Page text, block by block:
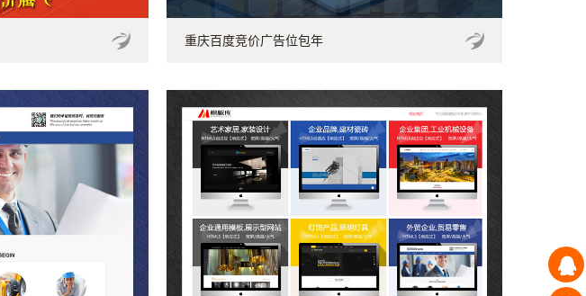
重庆百度竞价广告位包年